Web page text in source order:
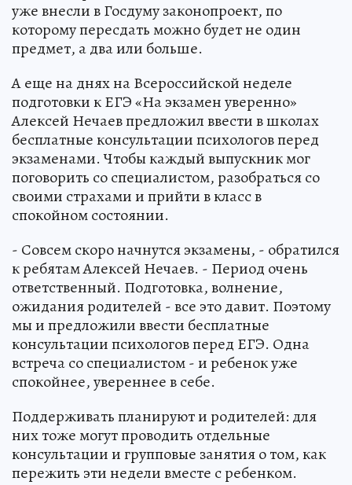
уже внесли в Госдуму законопроект, по
которому пересдать можно будет не один
предмет, а два или больше.
А еще на днях на Всероссийской неделе
подготовки к ЕГЭ «На экзамен уверенно»
Алексей Нечаев предложил ввести в школах
бесплатные консультации психологов перед
экзаменами. Чтобы каждый выпускник мог
поговорить со специалистом, разобраться со
своими страхами и прийти в класс в
спокойном состоянии.
- Совсем скоро начнутся экзамены, - обратился
к ребятам Алексей Нечаев. - Период очень
ответственный. Подготовка, волнение,
ожидания родителей - все это давит. Поэтому
мы и предложили ввести бесплатные
консультации психологов перед ЕГЭ. Одна
встреча со специалистом - и ребенок уже
спокойнее, увереннее в себе.
Поддерживать планируют и родителей: для
них тоже могут проводить отдельные
консультации и групповые занятия о том, как
пережить эти недели вместе с ребенком.